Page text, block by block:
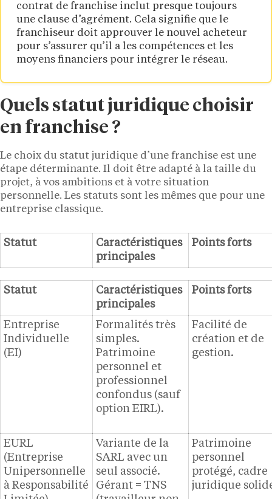
contrat de franchise inclut presque toujours
une clause d’agrément. Cela signifie que le
franchiseur doit approuver le nouvel acheteur
pour s’assurer qu’il a les compétences et les
moyens financiers pour intégrer le réseau.
Quels statut juridique choisir
en franchise ?
Le choix du statut juridique d’une franchise est une
étape déterminante. Il doit être adapté à la taille du
projet, à vos ambitions et à votre situation
personnelle. Les statuts sont les mêmes que pour une
entreprise classique.
Statut
Caractéristiques
principales
Points forts
Statut
Caractéristiques
principales
Points forts
Entreprise
Individuelle
(EI)
Formalités très
simples.
Patrimoine
personnel et
professionnel
confondus (sauf
option EIRL).
Facilité de
création et de
gestion.
EURL
(Entreprise
Unipersonnelle
à Responsabilité
Variante de la
SARL avec un
seul associé.
Gérant = TNS
Patrimoine
personnel
protégé, cadre
juridique